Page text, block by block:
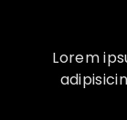
Lorem